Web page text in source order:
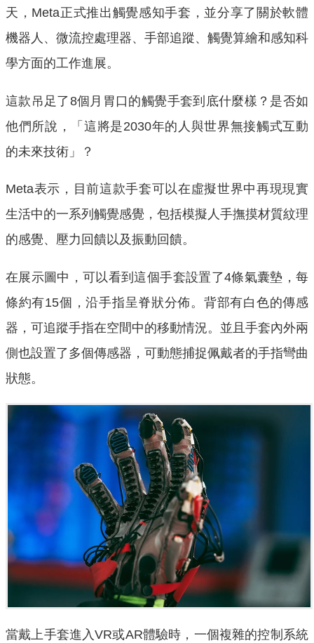
天，Meta正式推出觸覺感知手套，並分享了關於軟體
機器人、微流控處理器、手部追蹤、觸覺算繪和感知科
學方面的工作進展。
這款吊足了8個月胃口的觸覺手套到底什麼樣？是否如
他們所說，「這將是2030年的人與世界無接觸式互動
的未來技術」？
Meta表示，目前這款手套可以在虛擬世界中再現現實
生活中的一系列觸覺感覺，包括模擬人手撫摸材質紋理
的感覺、壓力回饋以及振動回饋。
在展示圖中，可以看到這個手套設置了4條氣囊墊，每
條約有15個，沿手指呈脊狀分佈。背部有白色的傳感
器，可追蹤手指在空間中的移動情況。並且手套內外兩
側也設置了多個傳感器，可動態捕捉佩戴者的手指彎曲
狀態。
當戴上手套進入VR或AR體驗時，一個複雜的控制系統